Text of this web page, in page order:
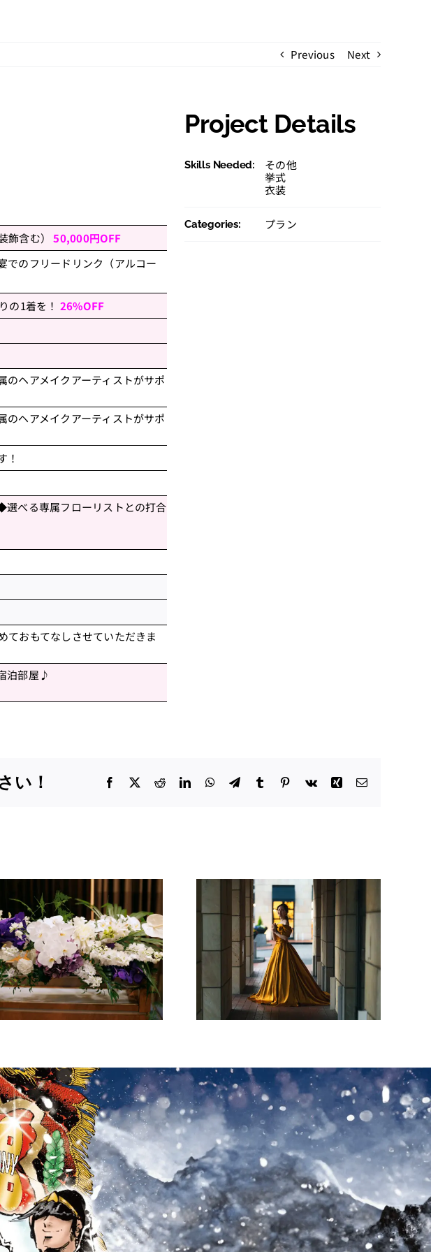
Previous Next
含む） 50,000円OFF
でのフリードリンク（アルコー
1着を！ 26%OFF
ヘアメイクアーティストがサポ
ヘアメイクアーティストがサポ
！
べる専属フローリストとの打合
ておもてなしさせていただきま
泊部屋♪
Project Details
Skills Needed:
その他
挙式
衣装
Categories: プラン
い！ Facebook RedditLinkedInWhatsApp
TelegramTumblr Pinterest
Vk Xing 電
≪最大130万円優待
＆100名様限定≫
2024年9月～11月／
ベストレート保証
プラン★
≪マタニティ＆パ
パママキッズ婚≫
専属サポートと充実
の特典で安心♪